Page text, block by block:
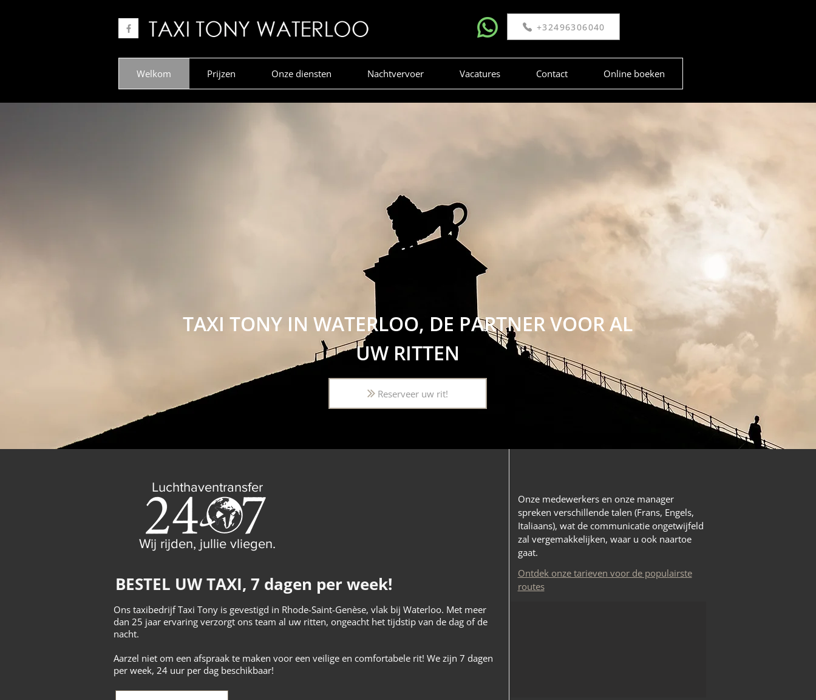
+32496306040
Welkom Prijzen Onze diensten Nachtvervoer Vacatures Contact Online boeken
TAXI TONY IN WATERLOO, DE PARTNER VOOR AL
UW RITTEN
Reserveer uw rit!
Luchthaventransfer
Wij rijden, jullie vliegen.
BESTEL UW TAXI, 7 dagen per week!
Ons taxibedrijf Taxi Tony is gevestigd in Rhode-Saint-Genèse, vlak bij Waterloo. Met meer
dan 25 jaar ervaring verzorgt ons team al uw ritten, ongeacht het tijdstip van de dag of de
nacht.
Aarzel niet om een afspraak te maken voor een veilige en comfortabele rit! We zijn 7 dagen
per week, 24 uur per dag beschikbaar!
Onze medewerkers en onze manager
spreken verschillende talen (Frans, Engels,
Italiaans), wat de communicatie ongetwijfeld
zal vergemakkelijken, waar u ook naartoe
gaat.
Ontdek onze tarieven voor de populairste
routes